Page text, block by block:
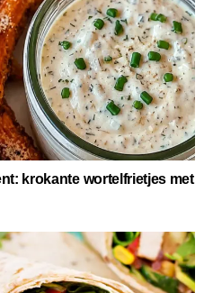
krokante wortelfrietjes met